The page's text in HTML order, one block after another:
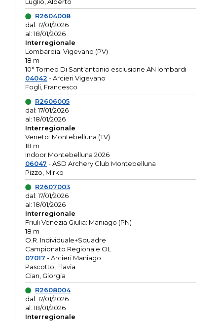
R2604008
dal: 17/01/2026
al: 18/01/2026
Interregionale
Lombardia: Vigevano (PV)
18 m
10° Torneo Di Sant'antonio esclusione AN lombardi
04042 - Arcieri Vigevano
Fogli, Francesco
R2606005
dal: 17/01/2026
al: 18/01/2026
Interregionale
Veneto: Montebelluna (TV)
18 m
Indoor Montebelluna 2026
06047 - ASD Archery Club Montebelluna
Pizzo, Mirko
R2607003
dal: 17/01/2026
al: 18/01/2026
Interregionale
Friuli Venezia Giulia: Maniago (PN)
18 m
O.R. Individuale+Squadre
Campionato Regionale OL
07017 - Arcieri Maniago
Pascotto, Flavia
Cian, Giorgia
R2608004
dal: 17/01/2026
al: 18/01/2026
Interregionale